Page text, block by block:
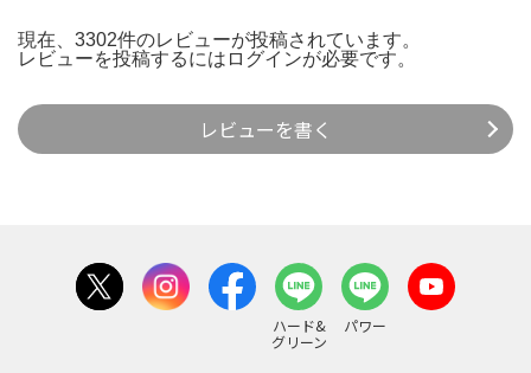
現在、3302件のレビューが投稿されています。
レビューを投稿するには ログインが必要です。
レビューを書く
ハード&
グリーン
パワー